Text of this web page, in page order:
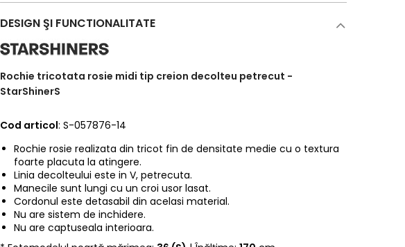
DESIGN ŞI FUNCTIONALITATE
Rochie tricotata rosie midi tip creion decolteu petrecut -
StarShinerS
Cod articol: S-057876-14
Rochie rosie realizata din tricot fin de densitate medie cu o textura
foarte placuta la atingere.
Linia decolteului este in V, petrecuta.
Manecile sunt lungi cu un croi usor lasat.
Cordonul este detasabil din acelasi material.
Nu are sistem de inchidere.
Nu are captuseala interioara.